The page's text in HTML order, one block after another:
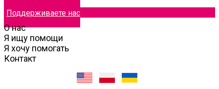
Поддерживаете нас
О нас
Я ищу помощи
Я хочу помогать
Контакт